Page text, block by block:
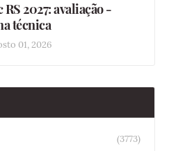
2027: avaliação -
técnica
01, 2026
(3773)